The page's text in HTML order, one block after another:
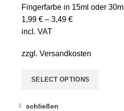
Fingerfarbe in 15ml oder 30ml
1,99 € – 3,49 €
incl. VAT
zzgl. Versandkosten
SELECT OPTIONS
schließen